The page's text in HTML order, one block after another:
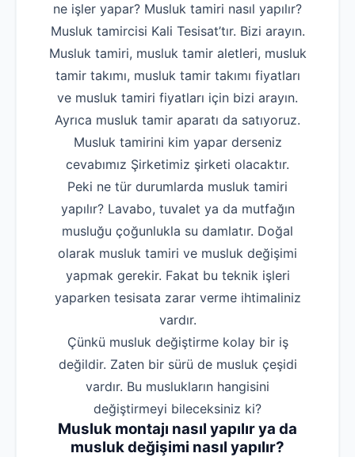
ne işler yapar? Musluk tamiri nasıl yapılır?
Musluk tamircisi Kali Tesisat’tır. Bizi arayın.
Musluk tamiri, musluk tamir aletleri, musluk
tamir takımı, musluk tamir takımı fiyatları
ve musluk tamiri fiyatları için bizi arayın.
Ayrıca musluk tamir aparatı da satıyoruz.
Musluk tamirini kim yapar derseniz
cevabımız Şirketimiz şirketi olacaktır.
Peki ne tür durumlarda musluk tamiri
yapılır? Lavabo, tuvalet ya da mutfağın
musluğu çoğunlukla su damlatır. Doğal
olarak musluk tamiri ve musluk değişimi
yapmak gerekir. Fakat bu teknik işleri
yaparken tesisata zarar verme ihtimaliniz
vardır.
Çünkü musluk değiştirme kolay bir iş
değildir. Zaten bir sürü de musluk çeşidi
vardır. Bu muslukların hangisini
değiştirmeyi bileceksiniz ki?
Musluk montajı nasıl yapılır ya da
musluk değişimi nasıl yapılır?